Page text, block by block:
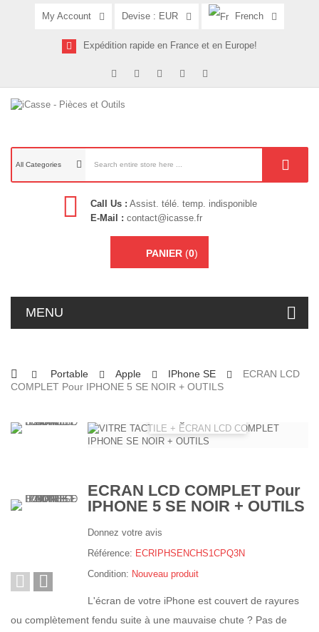
My Account Devise : EUR French
Expédition rapide en France et en Europe!
All Categories
Call Us : Assist. télé. temp. indisponible
E-Mail : contact@icasse.fr
PANIER (0)
MENU
Portable Apple IPhone SE
ECRAN LCD
COMPLET Pour IPHONE 5 SE NOIR + OUTILS
ECRAN LCD COMPLET Pour
IPHONE 5 SE NOIR + OUTILS
Donnez votre avis
Référence: ECRIPHSENCHS1CPQ3N
Condition: Nouveau produit
L'écran de votre iPhone est couvert de rayures
ou complètement fendu suite à une mauvaise chute ? Pas de